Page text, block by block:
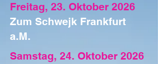
Freitag, 23. Oktober 2026
Zum Schwejk Frankfurt
a.M.
Samstag, 24. Oktober 2026